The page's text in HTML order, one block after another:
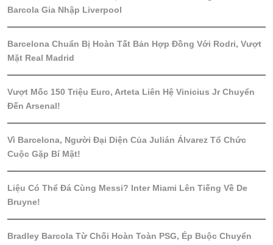
Barcola Gia Nhập Liverpool
Barcelona Chuẩn Bị Hoàn Tất Bản Hợp Đồng Với Rodri, Vượt
Mặt Real Madrid
Vượt Mốc 150 Triệu Euro, Arteta Liên Hệ Vinicius Jr Chuyển
Đến Arsenal!
Vì Barcelona, Người Đại Diện Của Julián Álvarez Tổ Chức
Cuộc Gặp Bí Mật!
Liệu Có Thể Đá Cùng Messi? Inter Miami Lên Tiếng Về De
Bruyne!
Bradley Barcola Từ Chối Hoàn Toàn PSG, Ép Buộc Chuyển